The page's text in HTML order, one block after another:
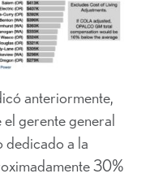
anteriormente,
gerente general
dedicado a la
30%